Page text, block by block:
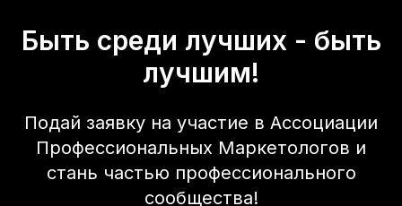
Быть среди лучших - быть
лучшим!
Подай заявку на участие в Ассоциации
Профессиональных Маркетологов и
стань частью профессионального
сообщества!